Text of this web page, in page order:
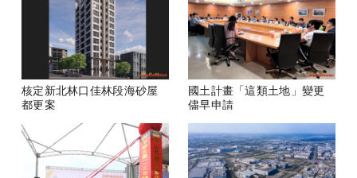
核定新北林口佳林段海砂屋
都更案
國土計畫「這類土地」變更
儘早申請